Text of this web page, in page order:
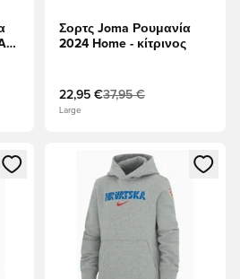
Σορτς Joma Ρουμανία
2024 Home - κίτρινος
22,95 €37,95 €
Large
συνδεθείτε ή να εγγραφείτε ως
Ανοίγει ένα Modal για να